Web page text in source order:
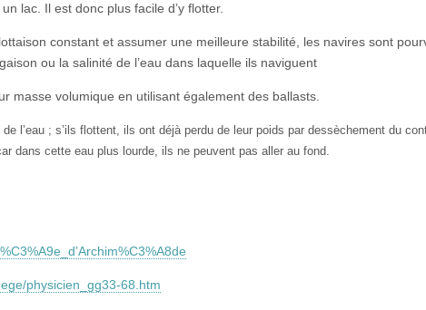
lac. Il est donc plus facile d’y flotter.
constant et assumer une meilleure stabilité, les navires sont
ou la salinité de l’eau dans laquelle ils naviguent
masse volumique en utilisant également des ballasts.
l’eau ; s’ils flottent, ils ont déjà perdu de leur poids par dessèchement du
dans cette eau plus lourde, ils ne peuvent pas aller au fond.
physicien_gg33-68.htm